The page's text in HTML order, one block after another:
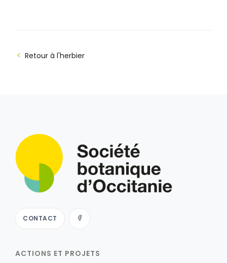
Retour à l'herbier
CONTACT
ACTIONS ET PROJETS